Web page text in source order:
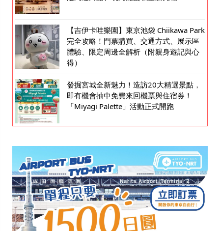
【吉伊卡哇樂園】東京池袋 Chiikawa Park
完全攻略！門票購買、交通方式、展示區
體驗、限定周邊全解析（附親身遊記與心
得）
發掘宮城全新魅力！造訪20大精選景點，
即有機會抽中免費來回機票與住宿券！
「Miyagi Palette」活動正式開跑